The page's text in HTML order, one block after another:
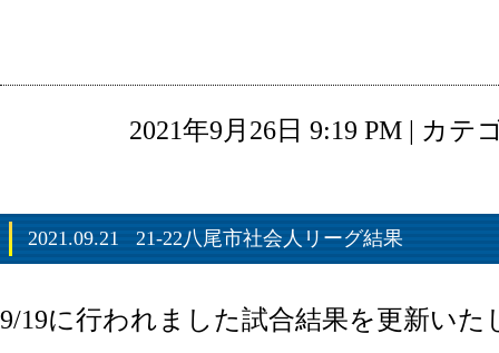
2021年9月26日 9:19 PM | カテ
2021.09.21 21-22八尾市社会人リーグ結果
9/19に行われました試合結果を更新いた